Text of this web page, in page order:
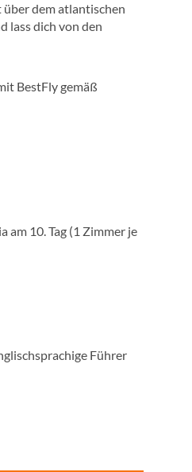
über dem atlantischen
lass dich von den
BestFly gemäß
10. Tag (1 Zimmer je
Führer